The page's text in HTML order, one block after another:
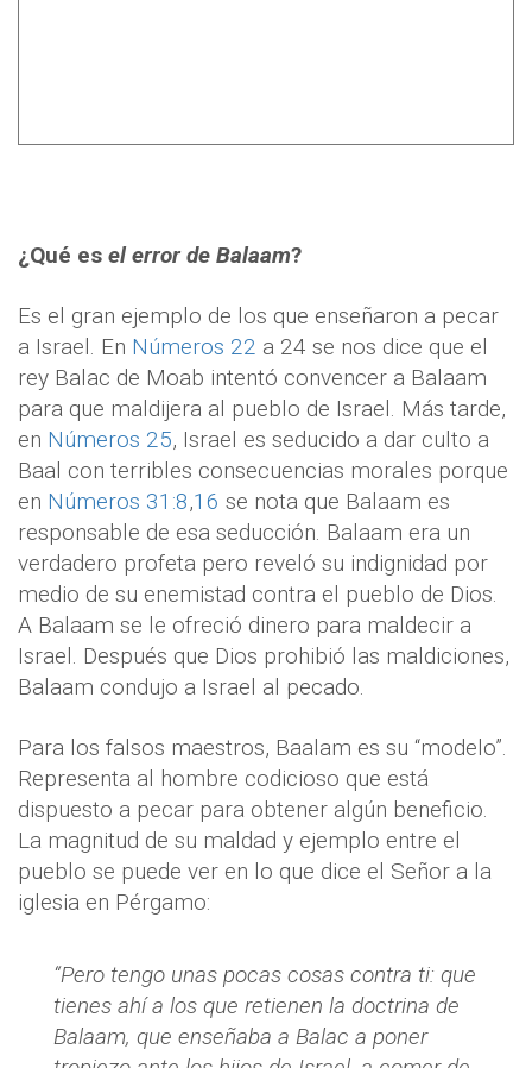
¿Qué es el error de Balaam?
Es el gran ejemplo de los que enseñaron a pecar
a Israel. En Números 22 a 24 se nos dice que el
rey Balac de Moab intentó convencer a Balaam
para que maldijera al pueblo de Israel. Más tarde,
en Números 25, Israel es seducido a dar culto a
Baal con terribles consecuencias morales porque
en Números 31:8,16 se nota que Balaam es
responsable de esa seducción. Balaam era un
verdadero profeta pero reveló su indignidad por
medio de su enemistad contra el pueblo de Dios.
A Balaam se le ofreció dinero para maldecir a
Israel. Después que Dios prohibió las maldiciones,
Balaam condujo a Israel al pecado.
Para los falsos maestros, Baalam es su “modelo”.
Representa al hombre codicioso que está
dispuesto a pecar para obtener algún beneficio.
La magnitud de su maldad y ejemplo entre el
pueblo se puede ver en lo que dice el Señor a la
iglesia en Pérgamo:
“Pero tengo unas pocas cosas contra ti: que
tienes ahí a los que retienen la doctrina de
Balaam, que enseñaba a Balac a poner